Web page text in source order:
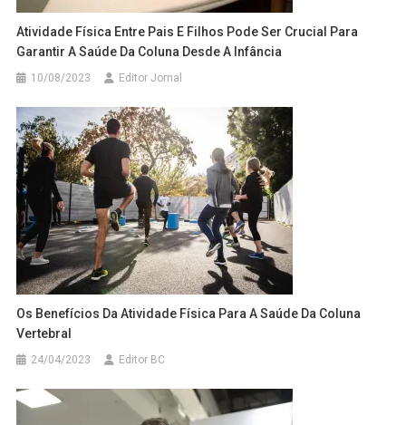
Atividade Física Entre Pais E Filhos Pode Ser Crucial Para
Garantir A Saúde Da Coluna Desde A Infância
10/08/2023 Editor Jornal
Os Benefícios Da Atividade Física Para A Saúde Da Coluna
Vertebral
24/04/2023 Editor BC